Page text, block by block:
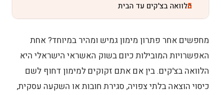
הלוואה בצ'קים עד הבית
הבית?
מה היתרונות של הלוואה בצ'קים בשירות עד
מחפשים אחר פתרון מימון גמיש ומהיר במיוחד? אחת
האפשרויות המובילות כיום בשוק האשראי הישראלי היא
הלוואה בצ'קים. בין אם אתם זקוקים למימון דחוף לשם
כיסוי הוצאה בלתי צפויה, סגירת חובות או השקעה עסקית,